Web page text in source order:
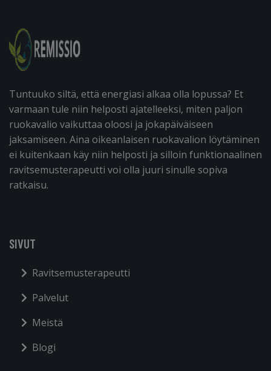
Tuntuuko siltä, että energiasi alkaa olla lopussa? Et
varmaan tule niin helposti ajatelleeksi, miten paljon
ruokavalio vaikuttaa oloosi ja jokapäiväiseen
jaksamiseen. Aina oikeanlaisen ruokavalion löytäminen
ei kuitenkaan käy niin helposti ja silloin funktionaalinen
ravitsemusterapeutti voi olla juuri sinulle sopiva
ratkaisu.
SIVUT
Ravitsemusterapeutti
Palvelut
Meistä
Blogi